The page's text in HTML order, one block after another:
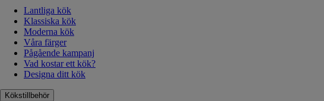
Lantliga kök
Klassiska kök
Moderna kök
Våra färger
Pågående kampanj
Vad kostar ett kök?
Designa ditt kök
Kökstillbehör